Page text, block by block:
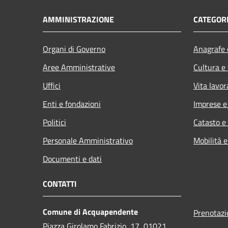
AMMINISTRAZIONE
Organi di Governo
Aree Amministrative
Uffici
Enti e fondazioni
Politici
Personale Amministrativo
Documenti e dati
Cultura
Vita
Imprese
Catasto
Mobilità
CONTATTI
Comune di Acquapendente